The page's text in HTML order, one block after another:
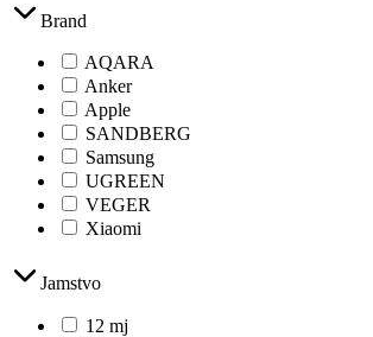
Brand
AQARA
Anker
Apple
SANDBERG
Samsung
UGREEN
VEGER
Xiaomi
Jamstvo
12 mj